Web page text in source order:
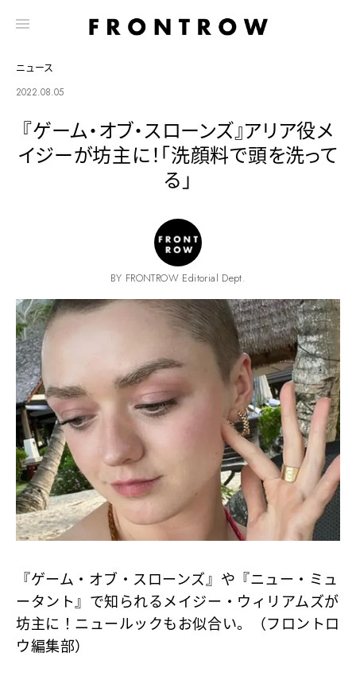
ニュース
2022.08.05
『ゲーム・オブ・スローンズ』アリア役メ
イジーが坊主に！「洗顔料で頭を洗って
る」
BY FRONTROW Editorial Dept.
『ゲーム・オブ・スローンズ』や『ニュー・ミュ
ータント』で知られるメイジー・ウィリアムズが
坊主に！ニュールックもお似合い。（フロントロ
ウ編集部）